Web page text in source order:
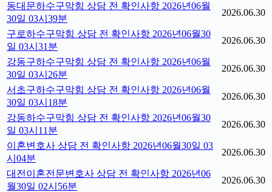
동대문하수구막힘 상담 전 확인사항 2026년06월
30일 03시39분
2026.06.30
구로하수구막힘 상담 전 확인사항 2026년06월30
일 03시31분
2026.06.30
강동구하수구막힘 상담 전 확인사항 2026년06월
30일 03시26분
2026.06.30
서초구하수구막힘 상담 전 확인사항 2026년06월
30일 03시18분
2026.06.30
강동하수구막힘 상담 전 확인사항 2026년06월30
일 03시11분
2026.06.30
이혼변호사 상담 전 확인사항 2026년06월30일 03
시04분
2026.06.30
대전이혼전문변호사 상담 전 확인사항 2026년06
월30일 02시56분
2026.06.30